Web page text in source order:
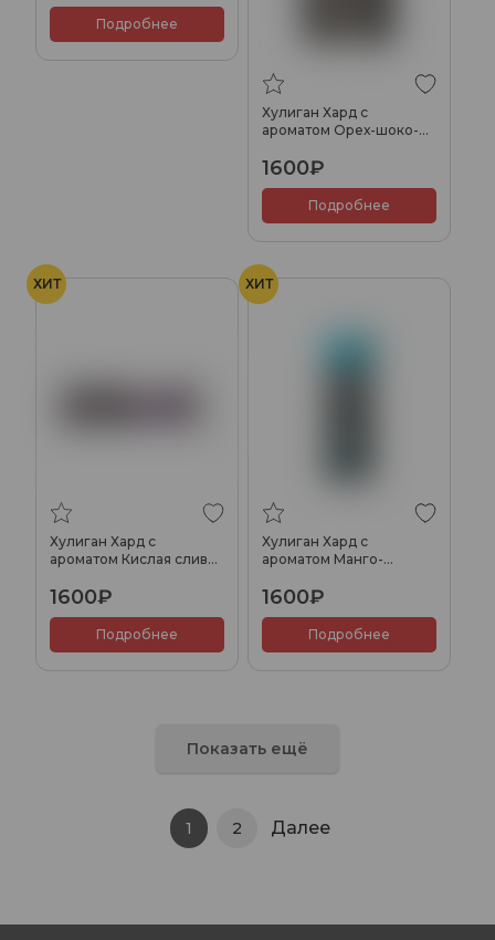
Подробнее
Хулиган Хард с
ароматом Орех-шоко-
гр.
1600₽
Подробнее
ХИТ
Хулиган Хард с
ароматом Кислая слива
1600₽
Подробнее
ХИТ
Хулиган Хард с
ароматом Манго-
1600₽
Подробнее
Показать ещё
1 2 Далее